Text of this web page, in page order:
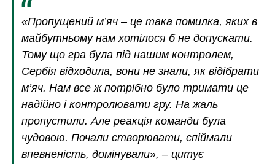
«Пропущений м’яч – це така помилка, яких в
майбутньому нам хотілося б не допускати.
Тому що гра була під нашим контролем,
Сербія відходила, вони не знали, як відібрати
м’яч. Нам все ж потрібно було тримати це
надійно і контролювати гру. На жаль
пропустили. Але реакція команди була
чудовою. Почали створювати, спіймали
впевненість, домінували», – цитує